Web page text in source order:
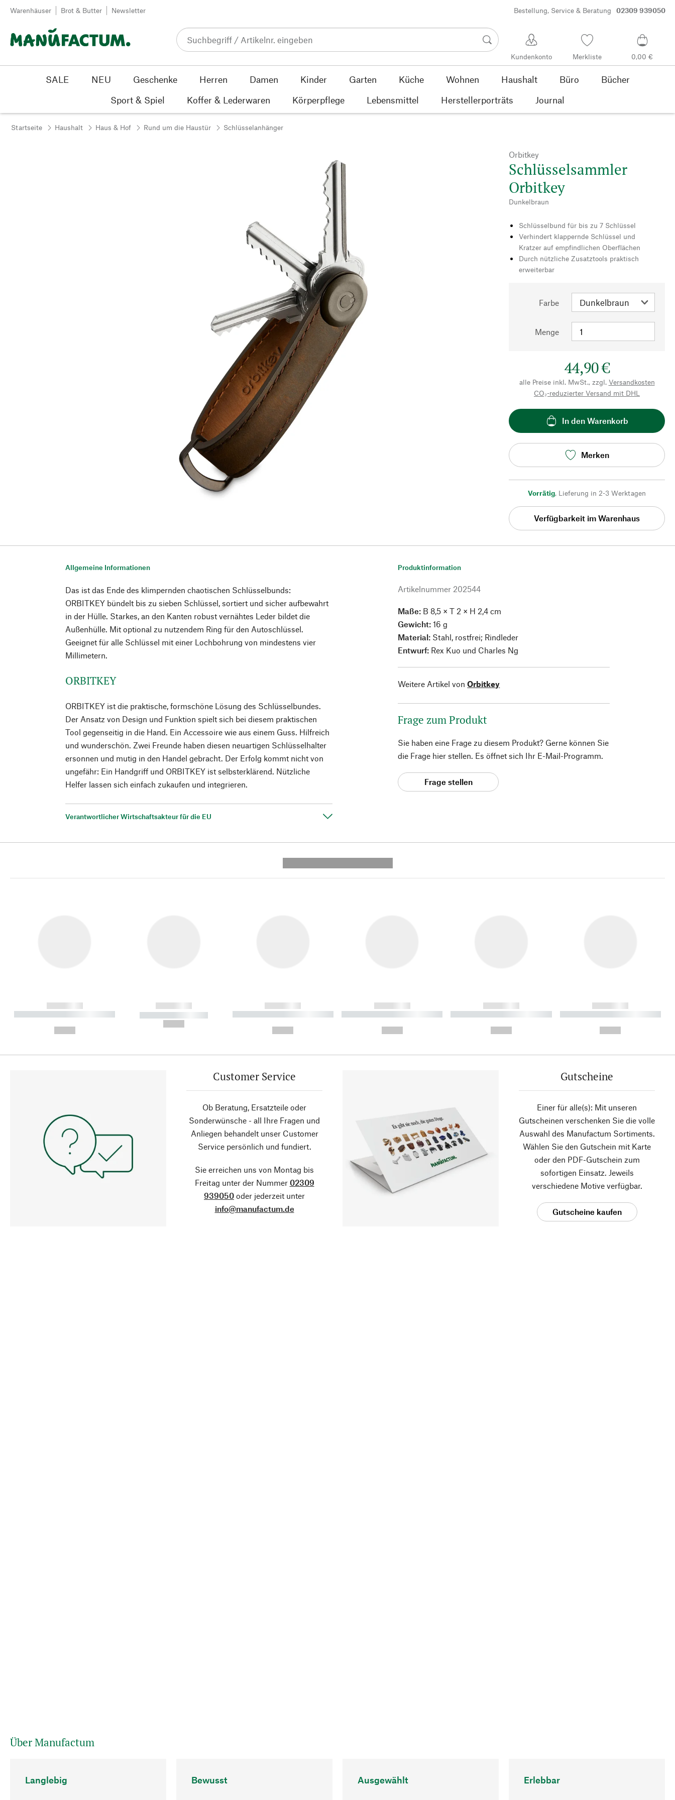
Zum Inhalt springen
Warenhäuser Brot & Butter Newsletter Bestellung, Service & Beratung 02309 939050
Kundenkonto Merkliste 0,00 €
SALE NEU Geschenke Herren Damen Kinder Garten Küche Wohnen Haushalt Büro
Bücher
Sport & Spiel
Koffer & Lederwaren Körperpflege Lebensmittel Herstellerporträts Journal
Startseite Haushalt Haus & Hof Rund um die Haustür Schlüsselanhänger
Orbitkey
Schlüsselsammler
Orbitkey
Dunkelbraun
Schlüsselbund für bis zu 7 Schlüssel
Verhindert klappernde Schlüssel und
Kratzer auf empfindlichen Oberflächen
Durch nützliche Zusatztools praktisch
erweiterbar
Farbe
Menge
44,90 €
alle Preise inkl. MwSt., zzgl. Versandkosten
CO₂-reduzierter Versand mit DHL
In den Warenkorb
Merken
Vorrätig, Lieferung in 2-3 Werktagen
Verfügbarkeit im Warenhaus
Allgemeine Informationen
Das ist das Ende des klimpernden chaotischen Schlüsselbunds:
ORBITKEY bündelt bis zu sieben Schlüssel, sortiert und sicher aufbewahrt
in der Hülle. Starkes, an den Kanten robust vernähtes Leder bildet die
Außenhülle. Mit optional zu nutzendem Ring für den Autoschlüssel.
Geeignet für alle Schlüssel mit einer Lochbohrung von mindestens vier
Millimetern.
ORBITKEY
ORBITKEY ist die praktische, formschöne Lösung des Schlüsselbundes.
Der Ansatz von Design und Funktion spielt sich bei diesem praktischen
Tool gegenseitig in die Hand. Ein Accessoire wie aus einem Guss. Hilfreich
und wunderschön. Zwei Freunde haben diesen neuartigen Schlüsselhalter
ersonnen und mutig in den Handel gebracht. Der Erfolg kommt nicht von
ungefähr: Ein Handgriff und ORBITKEY ist selbsterklärend. Nützliche
Helfer lassen sich einfach zukaufen und integrieren.
Verantwortlicher Wirtschaftsakteur für die EU
Produktinformation
Artikelnummer 202544
Maße: B 8,5 × T 2 × H 2,4 cm
Gewicht: 16 g
Material: Stahl, rostfrei; Rindleder
Entwurf: Rex Kuo und Charles Ng
Weitere Artikel von Orbitkey
Frage zum Produkt
Sie haben eine Frage zu diesem Produkt? Gerne können Sie
die Frage hier stellen. Es öffnet sich Ihr E-Mail-Programm.
Frage stellen
------------
----------- ----------- ----------
------------
----------- -----------
------------
----------- ----------- ----------
------------
----------- ----------- ----------
------------
----------- ----------- ----------
------------
----------- ----------- ----------
Customer Service
Ob Beratung, Ersatzteile oder
Sonderwünsche - all Ihre Fragen und
Anliegen behandelt unser Customer
Service persönlich und fundiert.
Sie erreichen uns von Montag bis
Freitag unter der Nummer 02309
939050 oder jederzeit unter
info@manufactum.de
Gutscheine
Einer für alle(s): Mit unseren
Gutscheinen verschenken Sie die volle
Auswahl des Manufactum Sortiments.
Wählen Sie den Gutschein mit Karte
oder den PDF-Gutschein zum
sofortigen Einsatz. Jeweils
verschiedene Motive verfügbar.
Gutscheine kaufen
Über Manufactum
Langlebig Bewusst Ausgewählt Erlebbar